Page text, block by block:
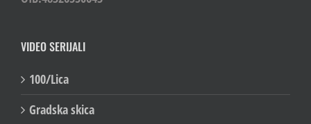
VIDEO SERIJALI
100/Lica
Gradska skica